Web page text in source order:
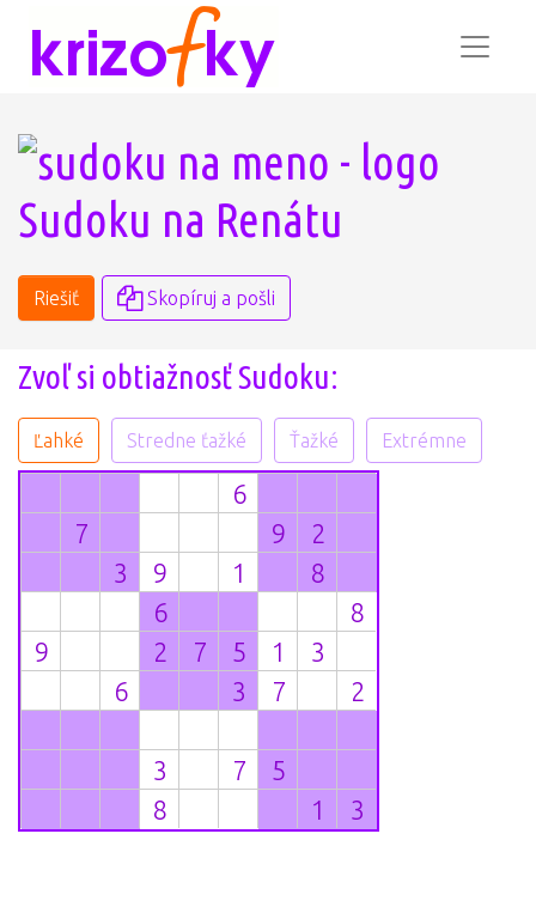
Sudoku na Renátu
Riešiť Skopíruj a pošli
Zvoľ si obtiažnosť Sudoku:
Ľahké Stredne ťažké Ťažké Extrémne